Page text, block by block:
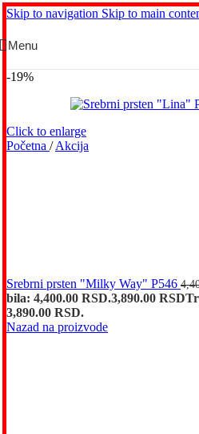
Skip to navigation Skip to main
Menu
-19%
Click to enlarge
Početna / Akcija
Srebrni prsten "Milky Way" P546
bila: 4,400.00 RSD.3,890.00 RSD
3,890.00 RSD.
Nazad na proizvode